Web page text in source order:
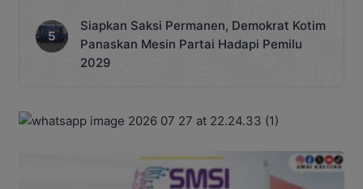
Siapkan Saksi Permanen, Demokrat Kotim
Panaskan Mesin Partai Hadapi Pemilu
2029